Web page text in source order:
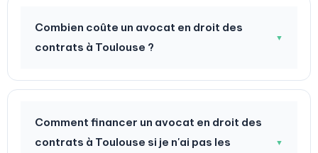
Combien coûte un avocat en droit des
contrats à Toulouse ?
▼
Comment financer un avocat en droit des
contrats à Toulouse si je n'ai pas les
▼